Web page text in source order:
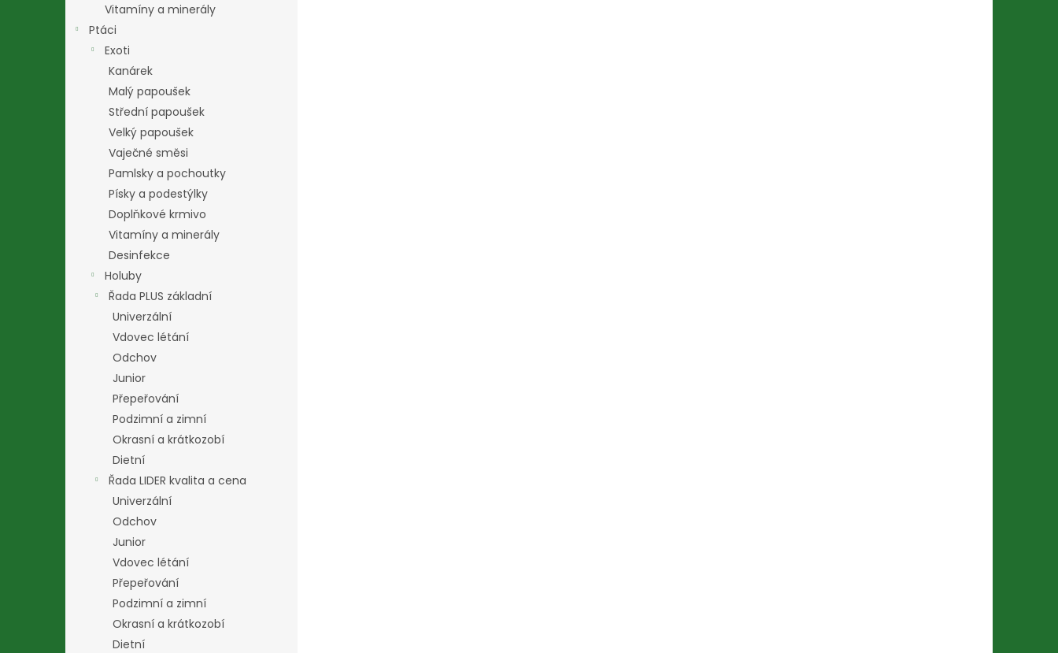
Vitamíny a minerály
Ptáci
Exoti
Kanárek
Malý papoušek
Střední papoušek
Velký papoušek
Vaječné směsi
Pamlsky a pochoutky
Písky a podestýlky
Doplňkové krmivo
Vitamíny a minerály
Desinfekce
Holuby
Řada PLUS základní
Univerzální
Vdovec létání
Odchov
Junior
Přepeřování
Podzimní a zimní
Okrasní a krátkozobí
Dietní
Řada LIDER kvalita a cena
Univerzální
Odchov
Junior
Vdovec létání
Přepeřování
Podzimní a zimní
Okrasní a krátkozobí
Dietní